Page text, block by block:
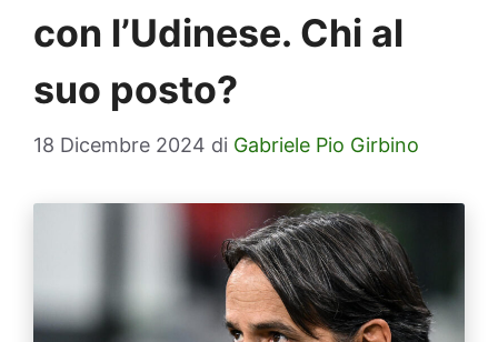
con l’Udinese. Chi al
suo posto?
18 Dicembre 2024 di Gabriele Pio Girbino